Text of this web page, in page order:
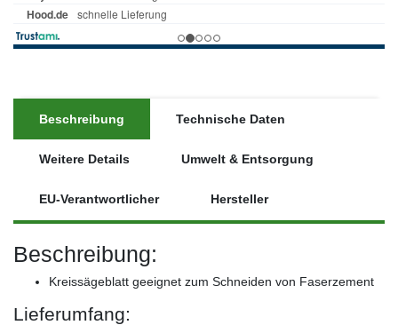
Beschreibung Technische Daten
Weitere Details Umwelt & Entsorgung
EU-Verantwortlicher Hersteller
Beschreibung:
Kreissägeblatt geeignet zum Schneiden von Faserzement
Lieferumfang: